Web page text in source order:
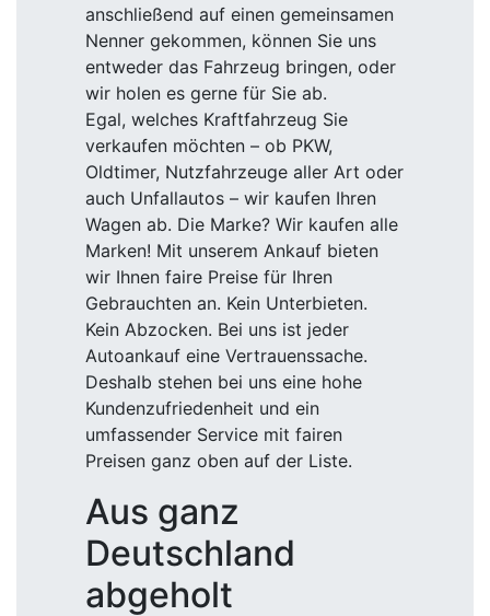
anschließend auf einen gemeinsamen
Nenner gekommen, können Sie uns
entweder das Fahrzeug bringen, oder
wir holen es gerne für Sie ab.
Egal, welches Kraftfahrzeug Sie
verkaufen möchten – ob PKW,
Oldtimer, Nutzfahrzeuge aller Art oder
auch Unfallautos – wir kaufen Ihren
Wagen ab. Die Marke? Wir kaufen alle
Marken! Mit unserem Ankauf bieten
wir Ihnen faire Preise für Ihren
Gebrauchten an. Kein Unterbieten.
Kein Abzocken. Bei uns ist jeder
Autoankauf eine Vertrauenssache.
Deshalb stehen bei uns eine hohe
Kundenzufriedenheit und ein
umfassender Service mit fairen
Preisen ganz oben auf der Liste.
Aus ganz
Deutschland
abgeholt